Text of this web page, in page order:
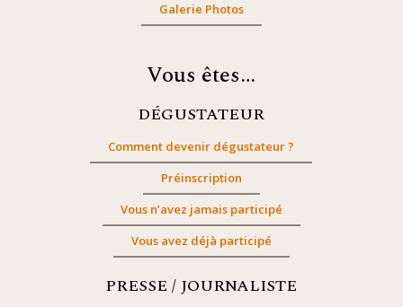
Galerie Photos
Vous êtes…
DÉGUSTATEUR
Comment devenir dégustateur ?
Préinscription
Vous n’avez jamais participé
Vous avez déjà participé
PRESSE / JOURNALISTE